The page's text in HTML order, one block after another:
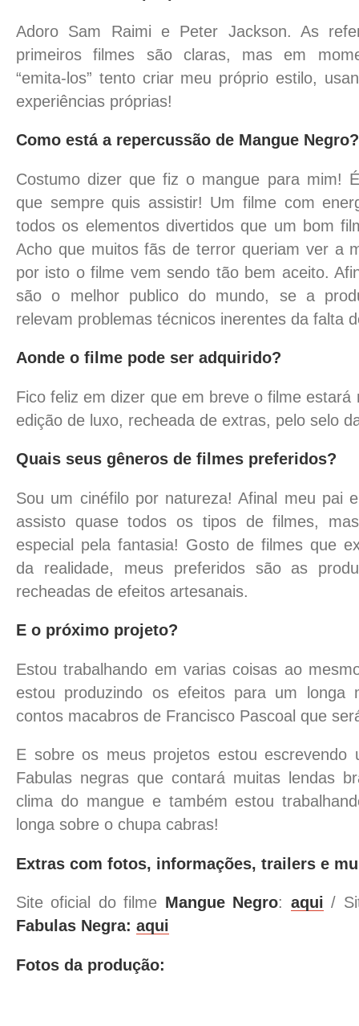
Adoro Sam Raimi e Peter Jackson. As
primeiros filmes são claras, mas em
“emita-los” tento criar meu próprio estilo,
experiências próprias!
Como está a repercussão de Mangue
Costumo dizer que fiz o mangue para mim!
que sempre quis assistir! Um filme com
todos os elementos divertidos que um bom
Acho que muitos fãs de terror queriam ver a
por isto o filme vem sendo tão bem aceito.
são o melhor publico do mundo, se a
relevam problemas técnicos inerentes da falta
Aonde o filme pode ser adquirido?
Fico feliz em dizer que em breve o filme estará
edição de luxo, recheada de extras, pelo selo
Quais seus gêneros de filmes preferidos?
Sou um cinéfilo por natureza! Afinal meu pai
assisto quase todos os tipos de filmes,
especial pela fantasia! Gosto de filmes que
da realidade, meus preferidos são as
recheadas de efeitos artesanais.
E o próximo projeto?
Estou trabalhando em varias coisas ao
estou produzindo os efeitos para um longa
contos macabros de Francisco Pascoal que
E sobre os meus projetos estou escrevendo
Fabulas negras que contará muitas lendas
clima do mangue e também estou
longa sobre o chupa cabras!
Extras com fotos, informações, trailers e
Site oficial do filme Mangue Negro: aqui /
Fabulas Negra: aqui
Fotos da produção: